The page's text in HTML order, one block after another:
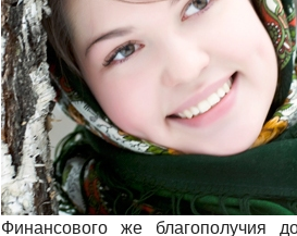
Финансового же благополучия